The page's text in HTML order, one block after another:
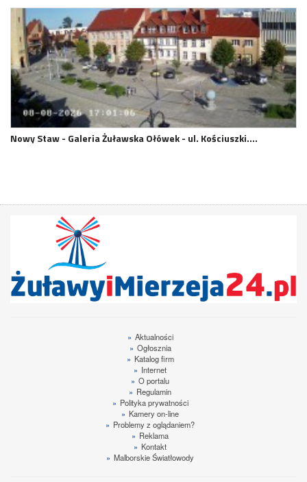
Nowy Staw - Galeria Żuławska Ołówek - ul. Kościuszki.…
» Aktualności
» Ogłosznia
» Katalog firm
» Internet
» O portalu
» Regulamin
» Polityka prywatności
» Kamery on-line
» Problemy z oglądaniem?
» Reklama
» Kontakt
» Malborskie Światłowody